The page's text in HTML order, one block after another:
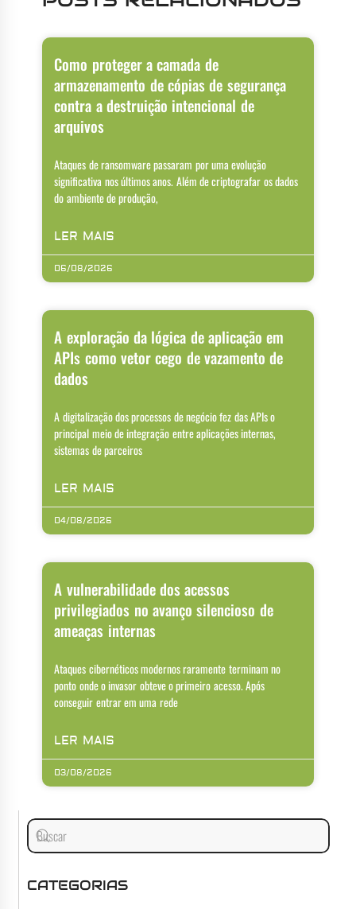
Como proteger a camada de
armazenamento de cópias de segurança
contra a destruição intencional de
arquivos
Ataques de ransomware passaram por uma evolução
significativa nos últimos anos. Além de criptografar os dados
do ambiente de produção,
LER MAIS
06/08/2026
A exploração da lógica de aplicação em
APIs como vetor cego de vazamento de
dados
A digitalização dos processos de negócio fez das APIs o
principal meio de integração entre aplicações internas,
sistemas de parceiros
LER MAIS
04/08/2026
A vulnerabilidade dos acessos
privilegiados no avanço silencioso de
ameaças internas
Ataques cibernéticos modernos raramente terminam no
ponto onde o invasor obteve o primeiro acesso. Após
conseguir entrar em uma rede
LER MAIS
03/08/2026
CATEGORIAS